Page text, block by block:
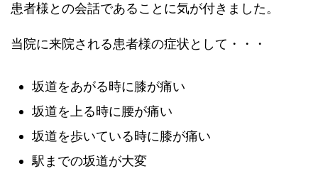
患者様との会話であることに気が付きました。
当院に来院される患者様の症状として・・・
坂道をあがる時に膝が痛い
坂道を上る時に腰が痛い
坂道を歩いている時に膝が痛い
駅までの坂道が大変